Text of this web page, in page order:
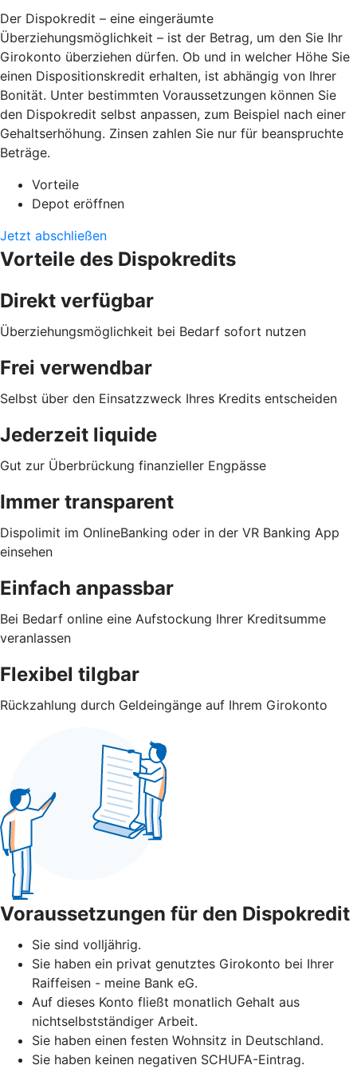
Der Dispokredit – eine eingeräumte
Überziehungsmöglichkeit – ist der Betrag, um den Sie Ihr
Girokonto überziehen dürfen. Ob und in welcher Höhe Sie
einen Dispositionskredit erhalten, ist abhängig von Ihrer
Bonität. Unter bestimmten Voraussetzungen können Sie
den Dispokredit selbst anpassen, zum Beispiel nach einer
Gehaltserhöhung. Zinsen zahlen Sie nur für beanspruchte
Beträge.
Vorteile
Depot eröffnen
Jetzt abschließen
Vorteile des Dispokredits
Direkt verfügbar
Überziehungsmöglichkeit bei Bedarf sofort nutzen
Frei verwendbar
Selbst über den Einsatzzweck Ihres Kredits entscheiden
Jederzeit liquide
Gut zur Überbrückung finanzieller Engpässe
Immer transparent
Dispolimit im OnlineBanking oder in der VR Banking App
einsehen
Einfach anpassbar
Bei Bedarf online eine Aufstockung Ihrer Kreditsumme
veranlassen
Flexibel tilgbar
Rückzahlung durch Geldeingänge auf Ihrem Girokonto
Voraussetzungen für den Dispokredit
Sie sind volljährig.
Sie haben ein privat genutztes Girokonto bei Ihrer
Raiffeisen - meine Bank eG.
Auf dieses Konto fließt monatlich Gehalt aus
nichtselbstständiger Arbeit.
Sie haben einen festen Wohnsitz in Deutschland.
Sie haben keinen negativen SCHUFA-Eintrag.